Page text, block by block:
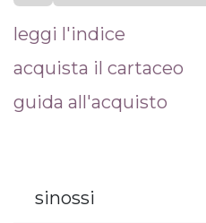
leggi l'indice
acquista il cartaceo
guida all'acquisto
sinossi